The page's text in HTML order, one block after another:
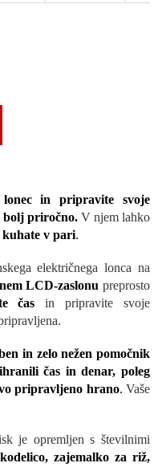
lonec in pripravite svoje
bolj priročno. V njem lahko
kuhate v pari.
električnega lonca na
LCD-zaslonupreprosto
časin pripravite svoje
in zelo nežen pomočnik
čas in denar, poleg
pripravljeno hrano. Vaše
je opremljen s številnimi
zajemalko za riž,